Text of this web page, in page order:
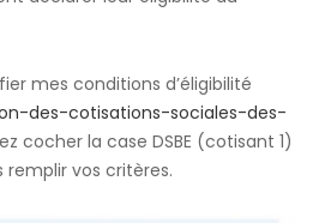
mes conditions d’éligibilité
des-cotisations-sociales-des-
cocher la case DSBE (cotisant 1)
remplir vos critères.